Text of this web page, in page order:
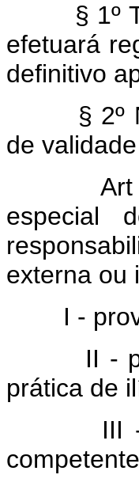
§ 1º
efetuará
definitivo
§ 2º
de
Art 10.
especial
externa ou
I - prova
II -
prática de
III -